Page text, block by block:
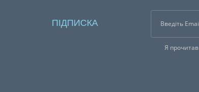
ПІДПИСКА
Я прочитав